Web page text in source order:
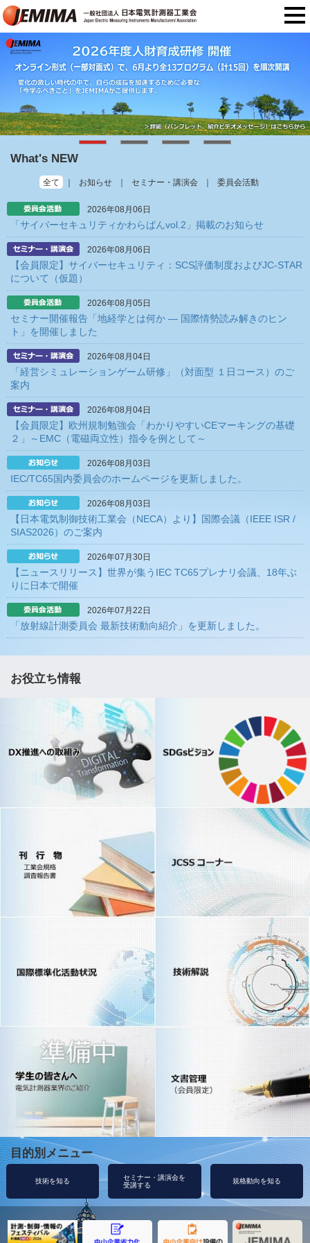
What's NEW
全て お知らせ セミナー・講演会 委員会活動
2026年08月06日
「サイバーセキュリティかわらばんvol.2」掲載のお知らせ
2026年08月06日
【会員限定】サイバーセキュリティ：SCS評価制度およびJC-STAR
について（仮題）
2026年08月05日
セミナー開催報告「地経学とは何か ― 国際情勢読み解きのヒン
ト」を開催しました
2026年08月04日
「経営シミュレーションゲーム研修」（対面型 １日コース）のご
案内
2026年08月04日
【会員限定】欧州規制勉強会「わかりやすいCEマーキングの基礎
２」～EMC（電磁両立性）指令を例として～
2026年08月03日
IEC/TC65国内委員会のホームページを更新しました。
2026年08月03日
【日本電気制御技術工業会（NECA）より】国際会議（IEEE ISR /
SIAS2026）のご案内
2026年07月30日
【ニュースリリース】世界が集うIEC TC65プレナリ会議、18年ぶ
りに日本で開催
2026年07月22日
「放射線計測委員会 最新技術動向紹介」を更新しました。
お役立ち情報
目的別メニュー
技術を知る
セミナー・講演会を
受講する
規格動向を知る